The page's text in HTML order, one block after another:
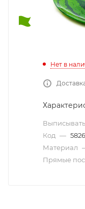
Нет в
Код —
Материал
Прямые